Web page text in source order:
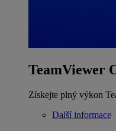
TeamViewer
Získejte plný výkon
Další informace